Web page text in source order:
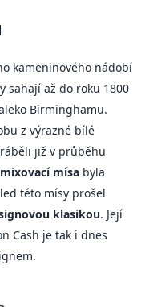
kameninového nádobí
sahají až do roku 1800
Birminghamu.
z výrazné bílé
již v průběhu
mísa byla
této mísy prošel
klasikou. Její
Cash je tak i dnes